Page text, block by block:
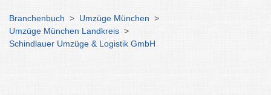
Branchenbuch > Umzüge München >
Umzüge München Landkreis >
Schindlauer Umzüge & Logistik GmbH